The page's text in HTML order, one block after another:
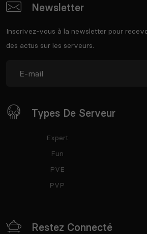
Newsletter
Inscrivez-vous à la newsletter pour
des actus sur les serveurs.
Types De Serveur
Expert
Fun
PVE
PVP
Restez Connecté